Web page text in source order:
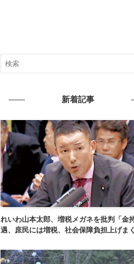
新着記事
れいわ山本太郎、増税メガネを批判「金
遇、庶民には増税、社会保障負担上げま